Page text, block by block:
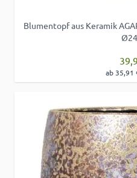
Blumentopf aus Keramik
ab 35,91